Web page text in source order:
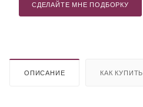
СДЕЛАЙТЕ МНЕ ПОДБОРКУ
ОПИСАНИЕ КАК КУПИТЬ